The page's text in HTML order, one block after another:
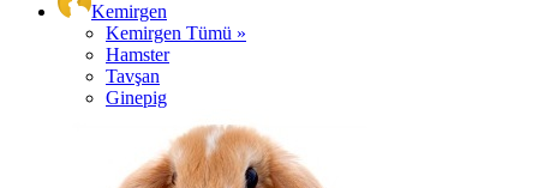
Kemirgen
Kemirgen Tümü »
Hamster
Tavşan
Ginepig